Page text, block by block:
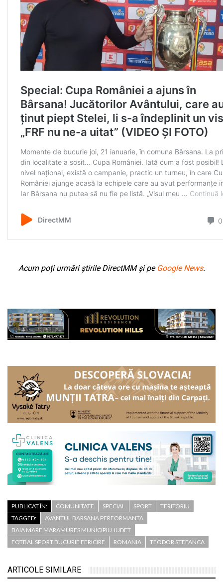
Acum poți urmări știrile DirectMM și pe Google News.
PUBLICAT ÎN: COMUNITATE SPECIAL SPORT
TERITORIU
TAGGED:
AVANTUL BARSANA PERFORMANTA
BAIA MARE MARAMURES MUNICIPIU JUDET
FOTBAL SPORT BUCURIE FERICIRE
ROMANIA TEODOR STEFANCA
ARTICOLE SIMILARE